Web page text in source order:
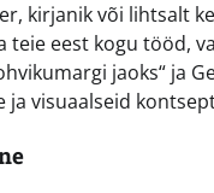
kirjanik või lihtsalt
eest kogu tööd,
jaoks“ ja
ja visuaalseid